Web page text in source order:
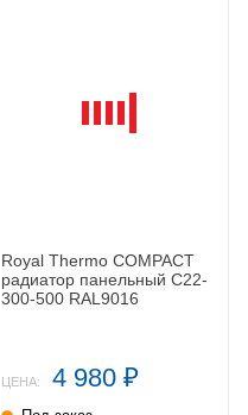
Royal Thermo COMPACT
радиатор панельный C22-
300-500 RAL9016
ЦЕНА: 4 980 ₽